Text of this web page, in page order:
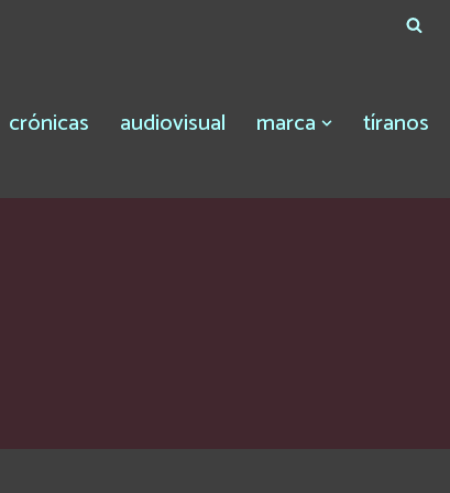
crónicas audiovisual marca tíranos